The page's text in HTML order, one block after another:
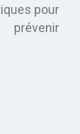
pour